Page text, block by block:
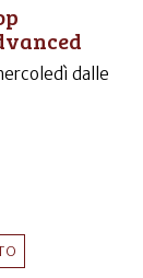
dalle